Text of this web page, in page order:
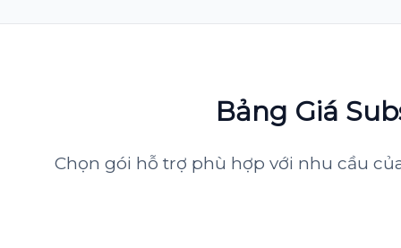
Bảng Giá
Chọn gói hỗ trợ phù hợp với nhu cầu